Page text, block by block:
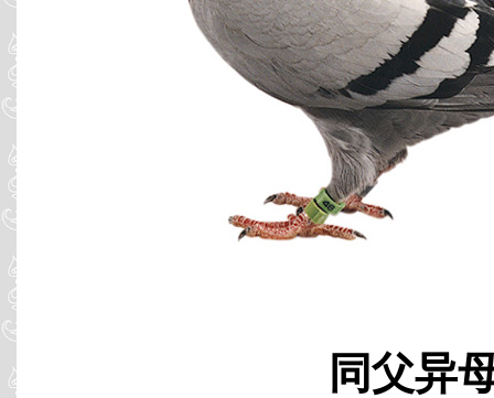
同父异